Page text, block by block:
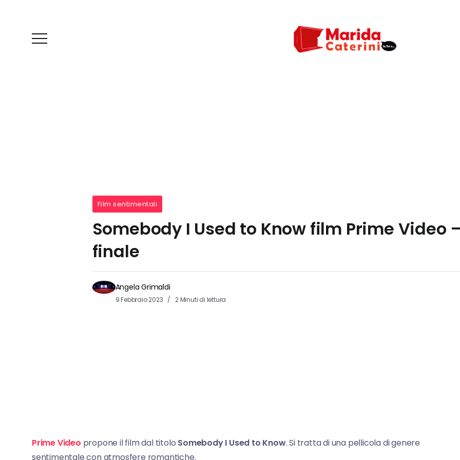
Film sentimentali
Somebody I Used to Know film Prime Video
finale
Angela Grimaldi
9 Febbraio 2023 2 Minuti di lettura
Prime Video propone il film dal titolo Somebody I Used to Know. Si tratta di una pellicola di genere
sentimentale con atmosfere romantiche.